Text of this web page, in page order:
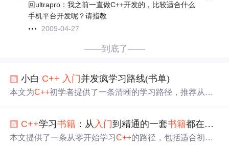
回ultrapro：我之前一直做C++开发的，比较适合什么
手机平台开发呢？请指教
2009-04-27
——到底了——
小白 C++ 入门 并发疯学习路线(书单)
本文为C++初学者提供了一条清晰的学习路径，推荐从
《 C++Primer》。文章还介绍了函数库学习资源和追求代码
性能与优雅的进阶书籍。
C++学习书籍 ：从 入门到精通的一套书籍都在这里
本文提供了一条从零开始学习C++的路径，包括适合初学